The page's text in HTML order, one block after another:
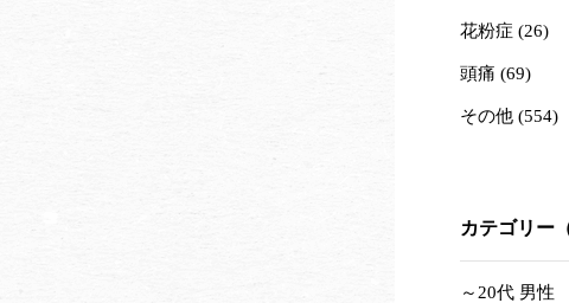
花粉症 (26)
頭痛 (69)
その他 (554)
カテゴリー
～20代 男性